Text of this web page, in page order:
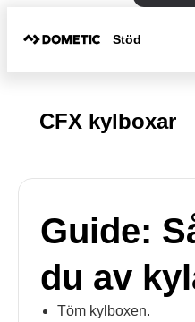
Stöd
CFX kylboxar
Guide:
du av
Töm kylboxen.